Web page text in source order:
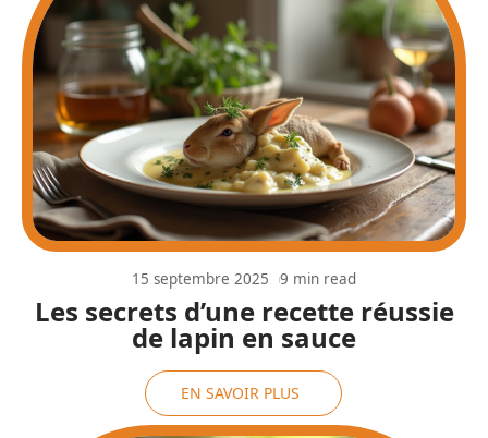
Les secrets d’une recette réussie
de lapin en sauce
15 septembre 2025 9 min read
EN SAVOIR PLUS